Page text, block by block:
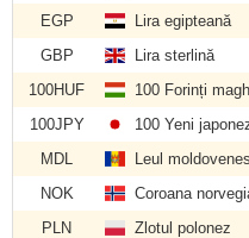
EGP
Lira egipteană
GBP
Lira sterlină
100HUF
100 Forinți
100JPY
100 Yeni
MDL
Leul
NOK
Coroana
PLN
Zlotul polonez